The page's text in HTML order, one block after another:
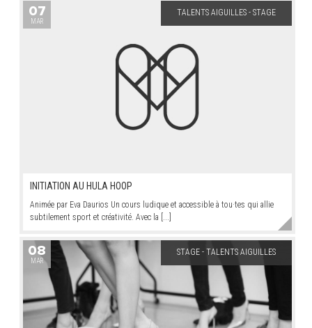
INITIATION AU HULA HOOP
Animée par Eva Daurios Un cours ludique et accessible à tou·tes qui allie
subtilement sport et créativité. Avec la [...]
07
MAR
TALENTS AIGUILLES - STAGE
08
MAR
STAGE - TALENTS AIGUILLES